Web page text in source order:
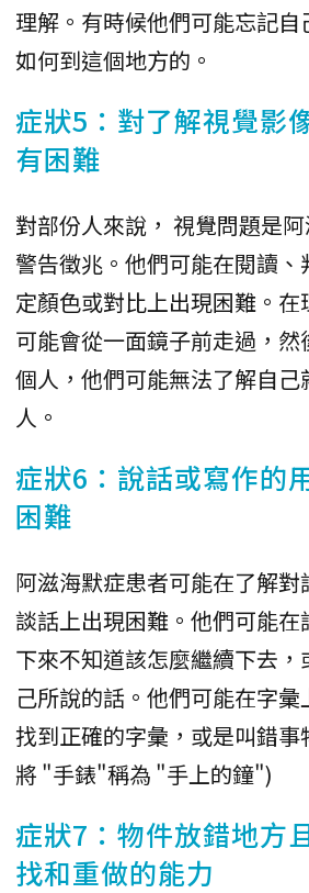
理解。有時候他們可能忘記
如何到這個地方的。
症狀5：對了解視覺影
有困難
對部份人來說， 視覺問題是
警告徵兆。他們可能在閱讀
定顏色或對比上出現困難。
可能會從一面鏡子前走過，
個人，他們可能無法了解自
人。
症狀6：說話或寫作的
困難
阿滋海默症患者可能在了解
談話上出現困難。他們可能
下來不知道該怎麼繼續下去，
己所說的話。他們可能在字
找到正確的字彙，或是叫錯
將 "手錶"稱為 "手上的鐘")
症狀7：物件放錯地方
找和重做的能力